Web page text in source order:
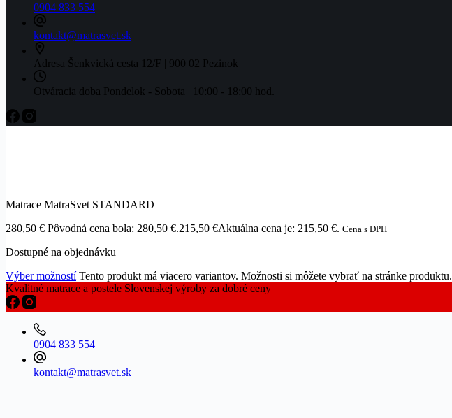
0904 833 554
kontakt@matrasvet.sk
Adresa Šenkvická cesta 12/F | 900 02 Pezinok
Otváracia doba Pondelok - Sobota | 10:00 - 18:00 hod.
Matrace MatraSvet STANDARD
280,50€ Pôvodná cena bola: 280,50 €.215,50 €Aktuálna cena je: 215,50 €. Cena s DPH
Dostupné na objednávku
Výber možností Tento produkt má viacero variantov. Možnosti si môžete vybrať na stránke produktu.
Kvalitné matrace a postele Slovenskej výroby za dobré ceny
0904 833 554
kontakt@matrasvet.sk